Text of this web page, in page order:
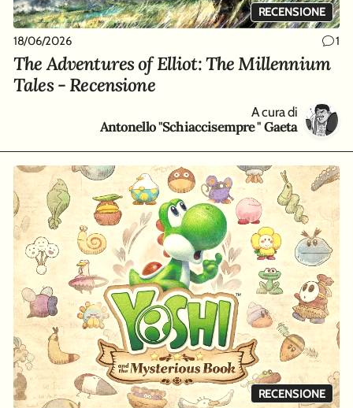
RECENSIONE
18/06/2026 1
The Adventures of Elliot: The Millennium
Tales - Recensione
A cura di
Antonello "Schiaccisempre " Gaeta
RECENSIONE